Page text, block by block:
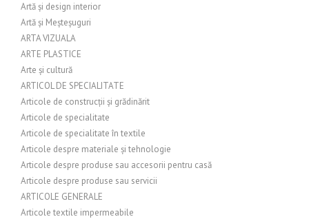
Artă și design interior
Artă și Meșteșuguri
ARTA VIZUALA
ARTE PLASTICE
Arte și cultură
ARTICOL DE SPECIALITATE
Articole de construcții și grădinărit
Articole de specialitate
Articole de specialitate în textile
Articole despre materiale și tehnologie
Articole despre produse sau accesorii pentru casă
Articole despre produse sau servicii
ARTICOLE GENERALE
Articole textile impermeabile